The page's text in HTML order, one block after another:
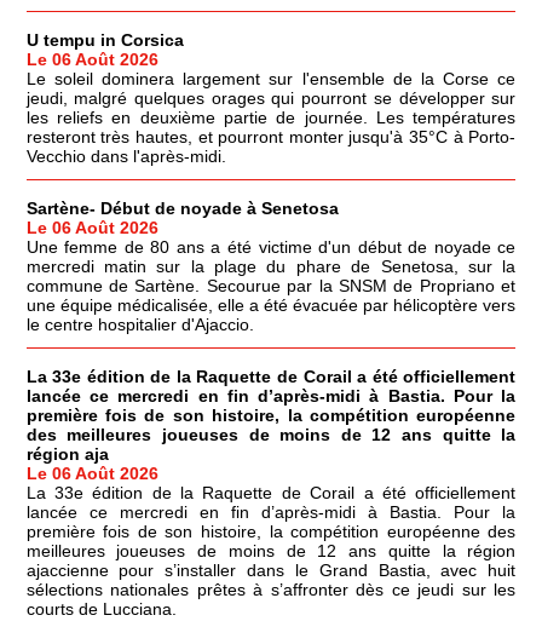
U tempu in Corsica
Le 06 Août 2026
Le soleil dominera largement sur l'ensemble de la Corse ce
jeudi, malgré quelques orages qui pourront se développer sur
les reliefs en deuxième partie de journée. Les températures
resteront très hautes, et pourront monter jusqu'à 35°C à Porto-
Vecchio dans l'après-midi.
Sartène- Début de noyade à Senetosa
Le 06 Août 2026
Une femme de 80 ans a été victime d'un début de noyade ce
mercredi matin sur la plage du phare de Senetosa, sur la
commune de Sartène. Secourue par la SNSM de Propriano et
une équipe médicalisée, elle a été évacuée par hélicoptère vers
le centre hospitalier d'Ajaccio.
La 33e édition de la Raquette de Corail a été officiellement
lancée ce mercredi en fin d’après-midi à Bastia. Pour la
première fois de son histoire, la compétition européenne
des meilleures joueuses de moins de 12 ans quitte la
région aja
Le 06 Août 2026
La 33e édition de la Raquette de Corail a été officiellement
lancée ce mercredi en fin d’après-midi à Bastia. Pour la
première fois de son histoire, la compétition européenne des
meilleures joueuses de moins de 12 ans quitte la région
ajaccienne pour s’installer dans le Grand Bastia, avec huit
sélections nationales prêtes à s’affronter dès ce jeudi sur les
courts de Lucciana.